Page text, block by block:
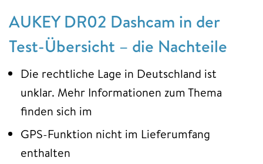
AUKEY DR02 Dashcam in der
Test-Übersicht – die Nachteile
Die rechtliche Lage in Deutschland ist
unklar. Mehr Informationen zum Thema
finden sich im
GPS-Funktion nicht im Lieferumfang
enthalten